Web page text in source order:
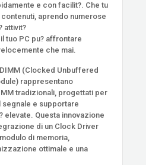
e con facilit?. Che tu
aprendo numerose
attivit?
tuo PC pu? affrontare
che mai.
(Clocked Unbuffered
rappresentano
tradizionali, progettati per
segnale e supportare
Questa innovazione
di un Clock Driver
di memoria,
ottimale e una